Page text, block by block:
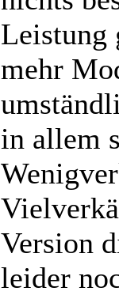
Leistung
mehr
in allem
Version
leider